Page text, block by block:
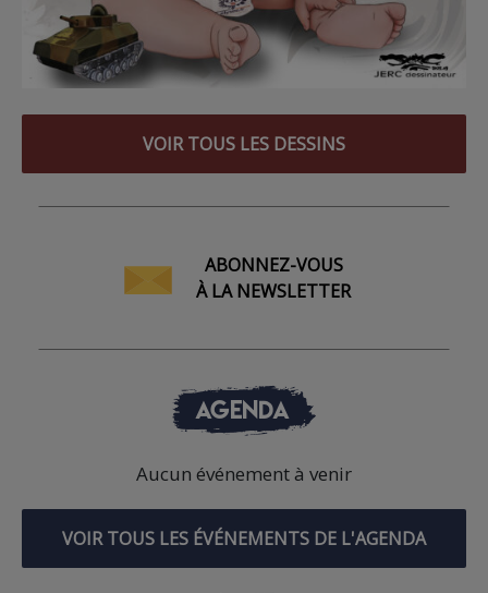
VOIR TOUS LES DESSINS
ABONNEZ-VOUS
À LA NEWSLETTER
AGENDA
Aucun événement à venir
VOIR TOUS LES ÉVÉNEMENTS DE L'AGENDA